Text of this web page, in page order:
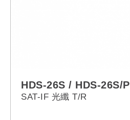
HDS-26S / HDS-26S/P
SAT-IF 光纖 T/R